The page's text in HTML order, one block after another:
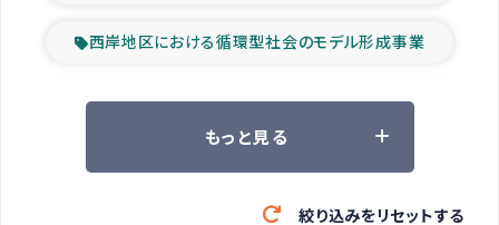
西岸地区における循環型社会のモデル形成事業
ツアー参加者の声
緊急救援の時代
もっと見る
絞り込みをリセットする